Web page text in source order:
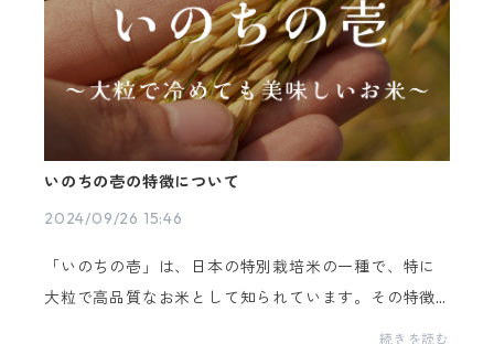
いのちの壱の特徴について
2024/09/26 15:46
「いのちの壱」は、日本の特別栽培米の一種で、特に
大粒で高品質なお米として知られています。その特徴
についてご説明します。「いのちの壱」特徴について1.
続きを読む